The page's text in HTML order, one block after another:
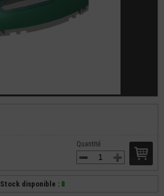
Quantité
Stock disponible : 8